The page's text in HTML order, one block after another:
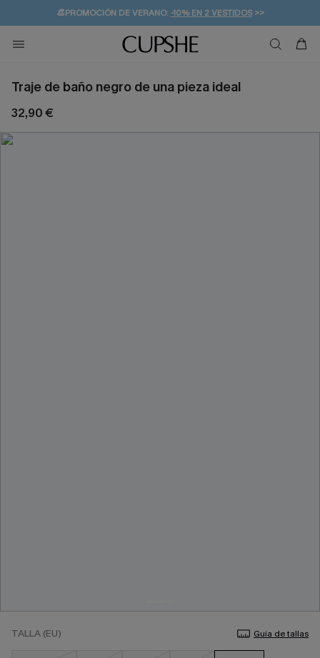
👒PROMOCIÓN DE VERANO:-10% EN 2 VESTIDOS>>
💌¡SUSCRIBIRSE & GANAR -10% EXTRA!
🚚ENVÍO GRATUITO A PARTIR DE 49 € >>
Traje de baño negro de una pieza ideal
32,90 €
TALLA (EU) Guía de tallas